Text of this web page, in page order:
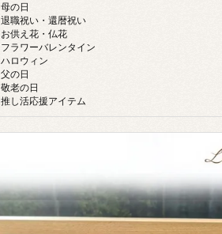
母の日
退職祝い・還暦祝い
お供え花・仏花
フラワーバレンタイン
ハロウィン
父の日
敬老の日
推し活応援アイテム